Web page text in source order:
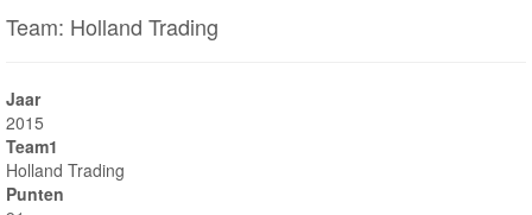
Team: Holland Trading
Jaar
2015
Team1
Holland Trading
Punten